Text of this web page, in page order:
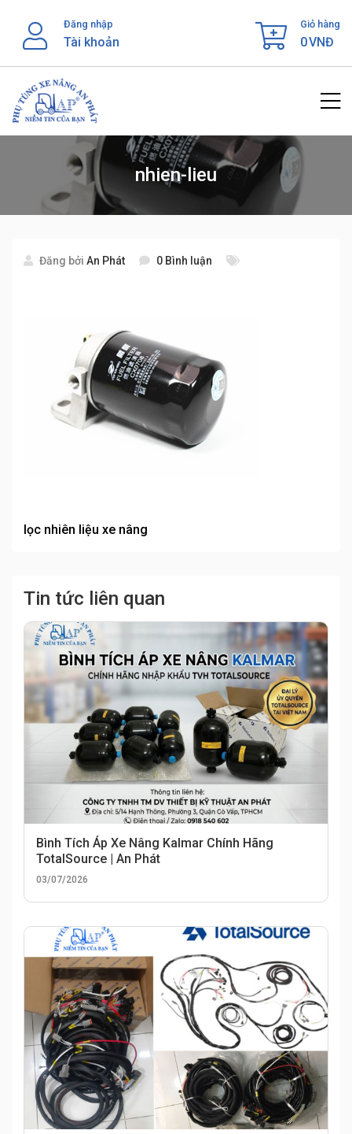
content
Đăng nhập
Tài khoản
Giỏ hàng
0VNĐ
nhien-lieu
Đăng bởi An Phát 0 Bình luận
lọc nhiên liệu xe nâng
Tin tức liên quan
Bình Tích Áp Xe Nâng Kalmar Chính Hãng
TotalSource | An Phát
03/07/2026